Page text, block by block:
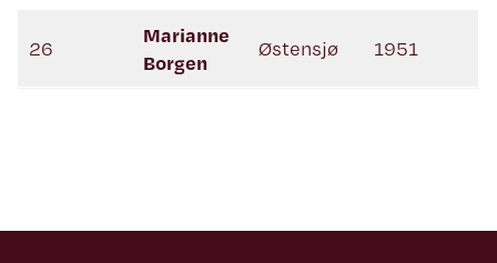
26
Marianne
Borgen
Østensjø 1951